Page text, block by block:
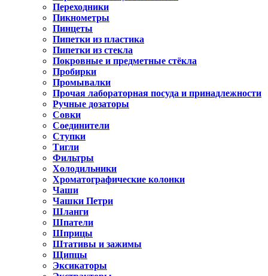
Переходники
Пикнометры
Пинцеты
Пипетки из пластика
Пипетки из стекла
Покровные и предметные стёкла
Пробирки
Промывалки
Прочая лабораторная посуда и принадлежности
Ручные дозаторы
Совки
Соединители
Ступки
Тигли
Фильтры
Холодильники
Хроматографические колонки
Чаши
Чашки Петри
Шланги
Шпатели
Шприцы
Штативы и зажимы
Щипцы
Эксикаторы